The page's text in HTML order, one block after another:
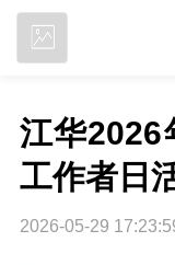
江华2026
工作者日
2026-05-29